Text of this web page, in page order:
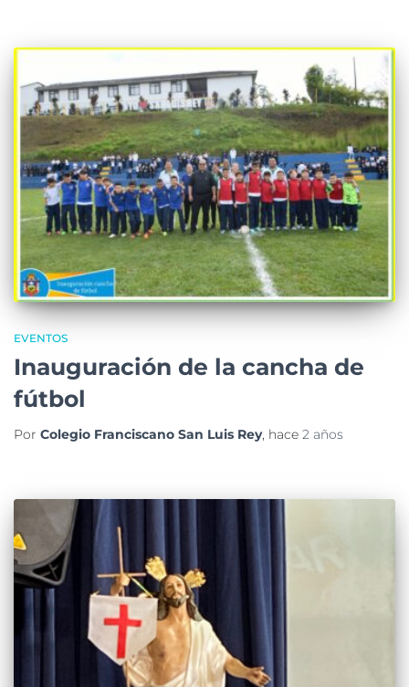
EVENTOS
Inauguración de la cancha de
fútbol
Por Colegio Franciscano San Luis Rey, hace 2 años